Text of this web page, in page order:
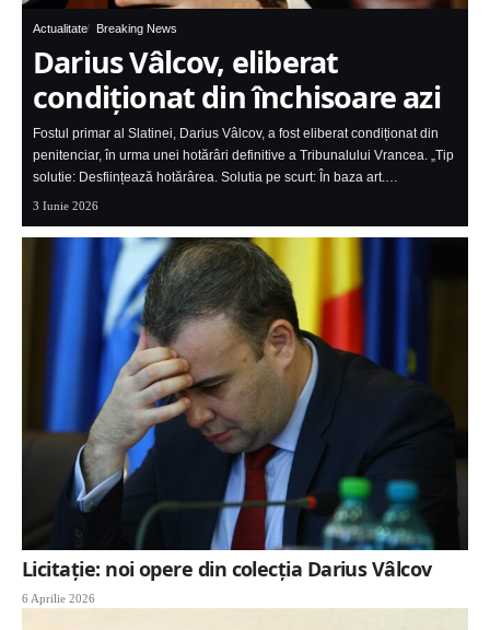
Actualitate Breaking News
Darius Vâlcov, eliberat
condiționat din închisoare azi
Fostul primar al Slatinei, Darius Vâlcov, a fost eliberat condiționat din
penitenciar, în urma unei hotărâri definitive a Tribunalului Vrancea. „Tip
solutie: Desființează hotărârea. Solutia pe scurt: În baza art.…
3 Iunie 2026
Licitație: noi opere din colecția Darius Vâlcov
6 Aprilie 2026